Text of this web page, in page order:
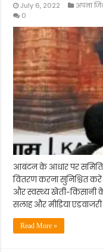
July 6, 2022 अपना
0
आबंटन के आधार पर
वितरण करना सुनिश्चित
और स्वस्थ्य खेती-किसानी
सलाह और मीडिया
Read More »